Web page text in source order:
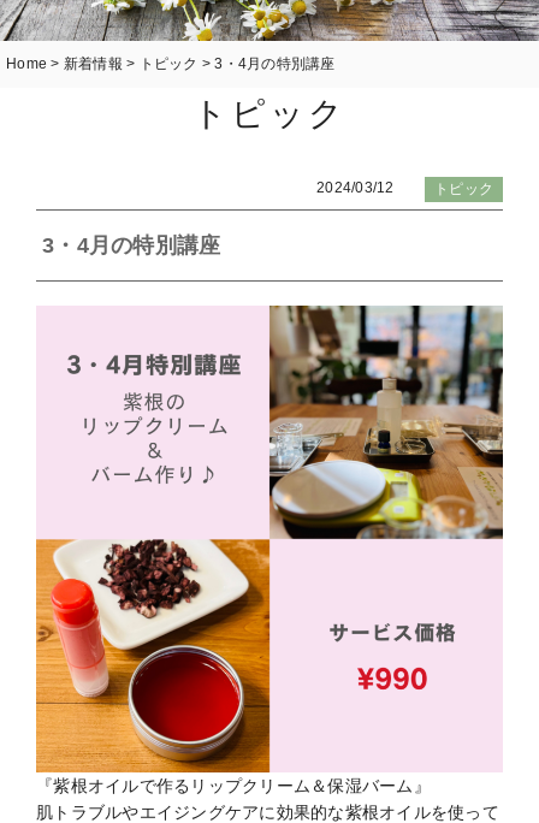
Home > 新着情報 > トピック >3・4月の特別講座
トピック
2024/03/12 トピック
3・4月の特別講座
『紫根オイルで作るリップクリーム＆保湿バーム』
肌トラブルやエイジングケアに効果的な紫根オイルを使って